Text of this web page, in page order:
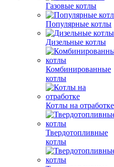
Газовые котлы
Популярные котлы
Дизельные котлы
Комбинированные
котлы
Котлы на отработке
Твердотопливные
котлы